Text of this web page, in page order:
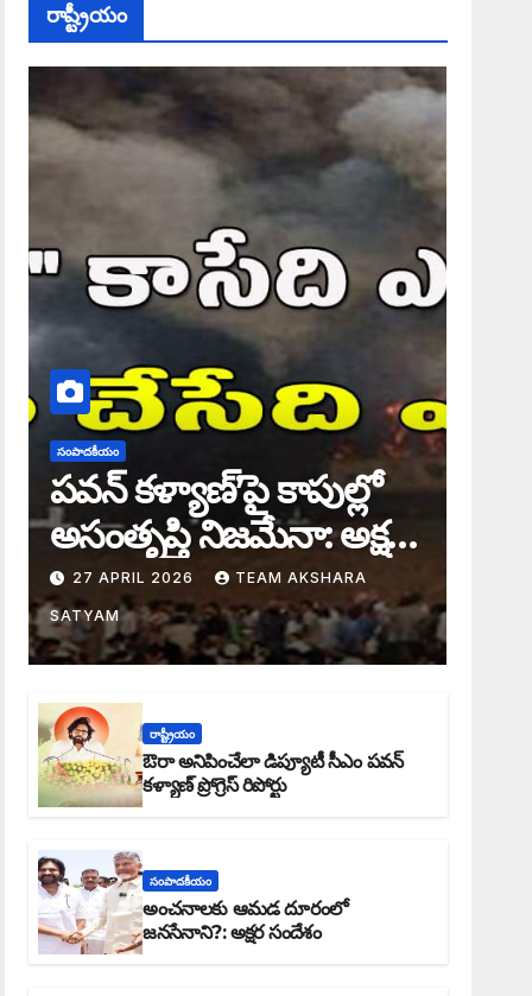
రాష్ట్రీయం
సంపాదకీయం
పవన్ కళ్యాణ్’పై కాపుల్లో
అసంతృప్తి నిజమేనా: అక్షర
సందేశం
27 APRIL 2026 TEAM AKSHARA
SATYAM
రాష్ట్రీయం
ఔరా అనిపించేలా డిప్యూటీ సీఎం పవన్
కళ్యాణ్ ప్రోగ్రెస్ రిపోర్టు
సంపాదకీయం
అంచనాలకు ఆమడ దూరంలో
జనసేనాని?: అక్షర సందేశం